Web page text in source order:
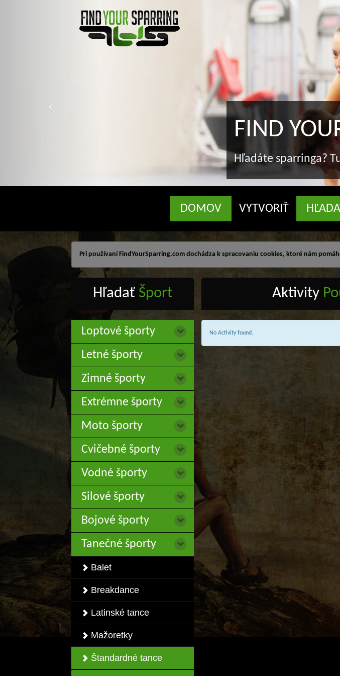
FIND
Hľadáte sparringa?
DOMOV VYTVORIŤ
Pri používaní FindYourSparring.com dochádza k spracovaniu cookies, ktoré nám
Hľadať Šport
Loptové športy
Letné športy
Zimné športy
Extrémne športy
Moto športy
Cvičebné športy
Vodné športy
Silové športy
Bojové športy
Tanečné športy
Balet
Breakdance
Latinské tance
Mažoretky
Štandardné tance
Aktivity
No Activity found.